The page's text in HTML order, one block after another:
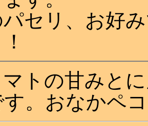
セリ、お好
トの甘みと
。おなかペ